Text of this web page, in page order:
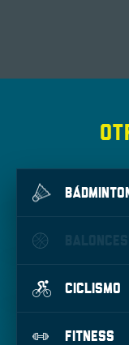
CICLISMO
FITNESS